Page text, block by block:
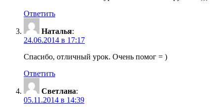
Ответить
Наталья:
24.06.2014 в 17:17
Спасибо, отличный урок. Очень помог = )
Ответить
Светлана:
05.11.2014 в 14:39